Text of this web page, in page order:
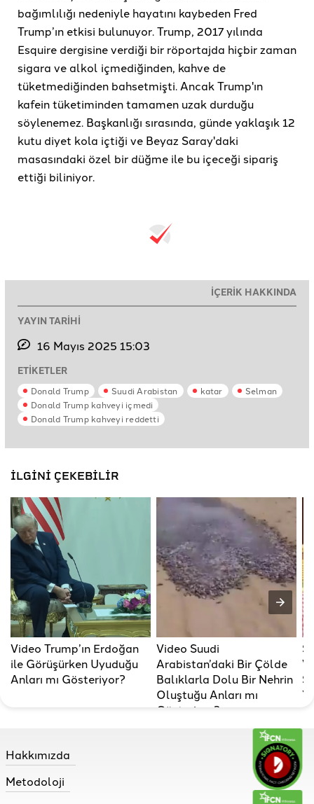
bağımlılığı nedeniyle hayatını kaybeden Fred
Trump’ın etkisi bulunuyor. Trump, 2017 yılında
Esquire dergisine verdiği bir röportajda hiçbir zaman
sigara ve alkol içmediğinden, kahve de
tüketmediğinden bahsetmişti. Ancak Trump'ın
kafein tüketiminden tamamen uzak durduğu
söylenemez. Başkanlığı sırasında, günde yaklaşık 12
kutu diyet kola içtiği ve Beyaz Saray'daki
masasındaki özel bir düğme ile bu içeceği sipariş
ettiği biliniyor.
İÇERİK HAKKINDA
YAYIN TARİHİ
16 Mayıs 2025 15:03
ETİKETLER
Donald Trump Suudi Arabistan katar
Selman
Donald Trump kahveyi içmedi
Donald Trump kahveyi reddetti
İLGİNİ ÇEKEBİLİR
Video Trump’ın Erdoğan
ile Görüşürken Uyuduğu
Anları mı Gösteriyor?
Video Suudi
Arabistan’daki Bir Çölde
Balıklarla Dolu Bir Nehrin
Oluştuğu Anları mı
Gösteriyor?
Hakkımızda
Metodoloji